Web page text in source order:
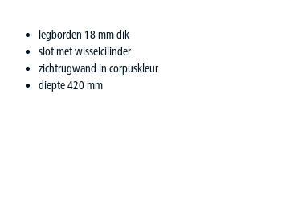
legborden 18 mm dik
slot met wisselcilinder
zichtrugwand in corpuskleur
diepte 420 mm